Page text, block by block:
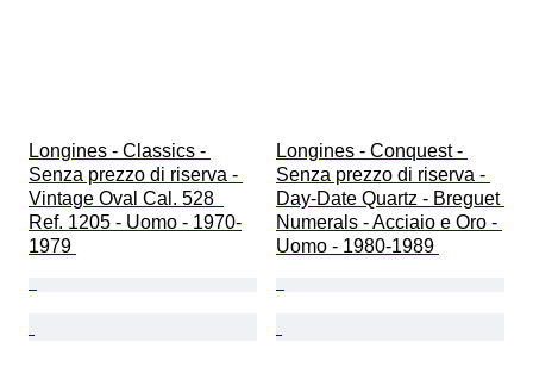
Longines - Classics -
Senza prezzo di riserva -
Vintage Oval Cal. 528
Ref. 1205 - Uomo - 1970-
1979
Longines - Conquest -
Senza prezzo di riserva -
Day-Date Quartz - Breguet
Numerals - Acciaio e Oro -
Uomo - 1980-1989